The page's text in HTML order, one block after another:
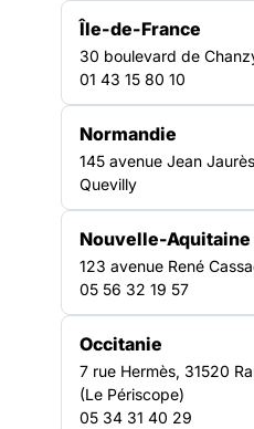
Trouver ma région
Vous avez
questions ?
Découvrir notre FAQ
Recevez chaque
décryptages et
la FAS
Île-de-France
30 boulevard de
01 43 15 80 10
Normandie
145 avenue Jean
Quevilly
Nouvelle-Aquitaine
123 avenue René
05 56 32 19 57
Occitanie
7 rue Hermès, 31520
(Le Périscope)
05 34 31 40 29